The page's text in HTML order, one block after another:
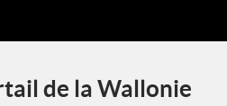
de la Wallonie